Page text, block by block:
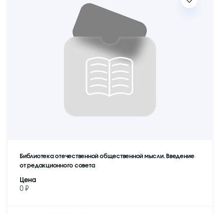
Библиотека отечественной общественной мысли. Введение
от редакционного совета
Цена
0 ₽